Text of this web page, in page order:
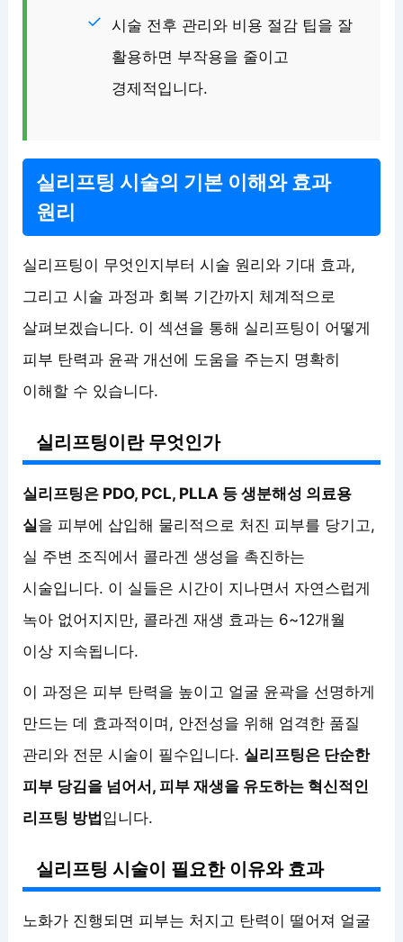
시술 전후 관리와 비용 절감 팁을 잘
활용하면 부작용을 줄이고
경제적입니다.
실리프팅 시술의 기본 이해와 효과
원리
실리프팅이 무엇인지부터 시술 원리와 기대 효과,
그리고 시술 과정과 회복 기간까지 체계적으로
살펴보겠습니다. 이 섹션을 통해 실리프팅이 어떻게
피부 탄력과 윤곽 개선에 도움을 주는지 명확히
이해할 수 있습니다.
실리프팅이란 무엇인가
실리프팅은 PDO, PCL, PLLA 등 생분해성 의료용
실을 피부에 삽입해 물리적으로 처진 피부를 당기고,
실 주변 조직에서 콜라겐 생성을 촉진하는
시술입니다. 이 실들은 시간이 지나면서 자연스럽게
녹아 없어지지만, 콜라겐 재생 효과는 6~12개월
이상 지속됩니다.
이 과정은 피부 탄력을 높이고 얼굴 윤곽을 선명하게
만드는 데 효과적이며, 안전성을 위해 엄격한 품질
관리와 전문 시술이 필수입니다. 실리프팅은 단순한
피부 당김을 넘어서, 피부 재생을 유도하는 혁신적인
리프팅 방법 입니다.
실리프팅 시술이 필요한 이유와 효과
노화가 진행되면 피부는 처지고 탄력이 떨어져 얼굴